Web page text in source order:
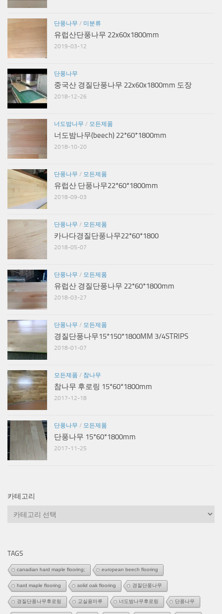
단풍나무 / 미분류
유럽산단풍나무 22x60x1800mm
2019-03-12
단풍나무
중국산 경질단풍나무 22x60x1800mm 도장
2018-12-26
너도밤나무 / 모든제품
너도밤나무(beech) 22*60*1800mm
2018-10-20
단풍나무 / 모든제품
유럽산 단풍나무22*60*1800mm
2018-09-03
단풍나무 / 모든제품
카나다경질단풍나무22*60*1800
2018-05-07
단풍나무 / 모든제품
유럽산 경질단풍나무 22*60*1800mm
2018-03-27
단풍나무 / 모든제품
경질단풍나무15*150*1800MM 3/4STRIPS
2018-01-07
모든제품 / 참나무
참나무 후로링 15*60*1800mm
2017-12-18
단풍나무 / 모든제품
단풍나무 15*60*1800mm
2017-11-25
카테고리
카
TAGS
canadian hard maple flooring; european beech flooring
hard maple flooring solid oak flooring 경질단풍나무
경질단풍나무후로링 교실용마루 너도밤나무후로링 단풍나무